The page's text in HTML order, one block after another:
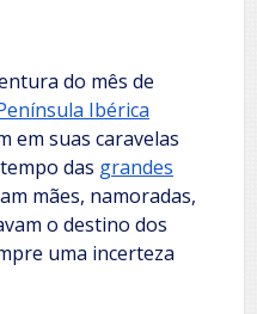
do mês de
Ibérica
em suas caravelas
das grandes
mães, namoradas,
o destino dos
uma incerteza